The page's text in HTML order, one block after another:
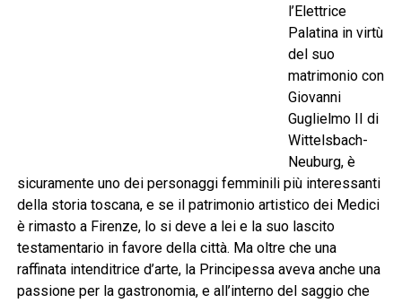
l’Elettrice
Palatina in virtù
del suo
matrimonio con
Giovanni
Guglielmo II di
Wittelsbach-
Neuburg, è
sicuramente uno dei personaggi femminili più interessanti
della storia toscana, e se il patrimonio artistico dei Medici
è rimasto a Firenze, lo si deve a lei e la suo lascito
testamentario in favore della città. Ma oltre che una
raffinata intenditrice d’arte, la Principessa aveva anche una
passione per la gastronomia, e all’interno del saggio che